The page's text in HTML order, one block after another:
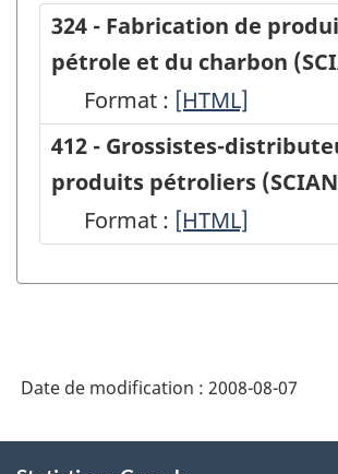
324 - Fabrication de
pétrole et du charbon
Format : 324
-
Fabrication
de
produits
du
du
[HTML]
412 - Grossistes-
produits pétroliers (SCIAN
Format : 412
Grossistes-
produits
pétroliers
[HTML]
Date de modification : 2008-08-07